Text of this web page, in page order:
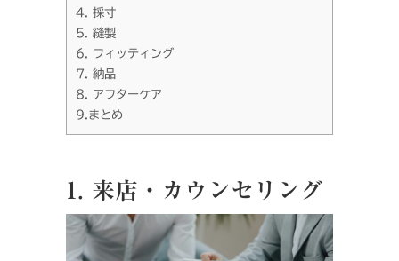
4. 採寸
5. 縫製
6. フィッティング
7. 納品
8. アフターケア
9.まとめ
1. 来店・カウンセリング